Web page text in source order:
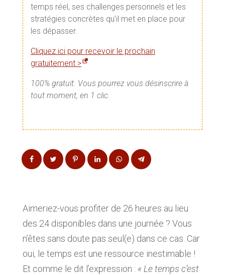
temps réel, ses challenges personnels et les
stratégies concrètes qu’il met en place pour
les dépasser.
Cliquez ici pour recevoir le prochain
gratuitement >
100% gratuit. Vous pourrez vous désinscrire à
tout moment, en 1 clic.
Aimeriez-vous profiter de 26 heures au lieu
des 24 disponibles dans une journée ? Vous
n’êtes sans doute pas seul(e) dans ce cas. Car
oui, le temps est une ressource inestimable !
Et comme le dit l’expression : « Le temps c’est